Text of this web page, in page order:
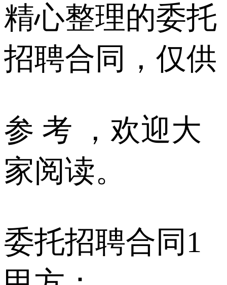
精心整理的委托
招聘合同，仅供
参 考 ，欢迎大
家阅读。
委托招聘合同1